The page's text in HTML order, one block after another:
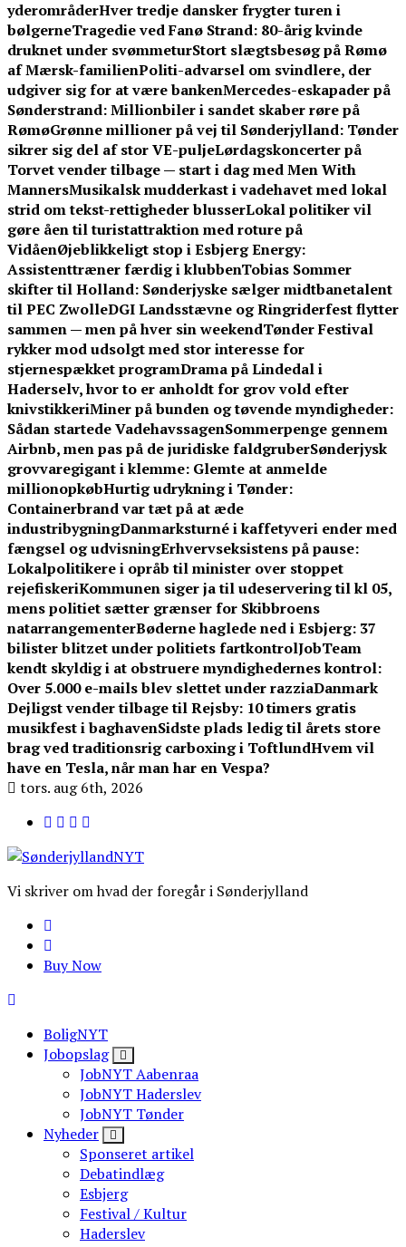
yderområderHver tredje dansker frygter turen i
bølgerneTragedie ved Fanø Strand: 80-årig kvinde
druknet under svømmeturStort slægtsbesøg på Rømø
af Mærsk-familienPoliti-advarsel om svindlere, der
udgiver sig for at være bankenMercedes-eskapader på
Sønderstrand: Millionbiler i sandet skaber røre på
RømøGrønne millioner på vej til Sønderjylland: Tønder
sikrer sig del af stor VE-puljeLørdagskoncerter på
Torvet vender tilbage — start i dag med Men With
MannersMusikalsk mudderkast i vadehavet med lokal
strid om tekst-rettigheder blusserLokal politiker vil
gøre åen til turistattraktion med roture på
VidåenØjeblikkeligt stop i Esbjerg Energy:
Assistenttræner færdig i klubbenTobias Sommer
skifter til Holland: Sønderjyske sælger midtbanetalent
til PEC ZwolleDGI Landsstævne og Ringriderfest flytter
sammen — men på hver sin weekendTønder Festival
rykker mod udsolgt med stor interesse for
stjernespækket programDrama på Lindedal i
Haderselv, hvor to er anholdt for grov vold efter
knivstikkeriMiner på bunden og tøvende myndigheder:
Sådan startede VadehavssagenSommerpenge gennem
Airbnb, men pas på de juridiske faldgruberSønderjysk
grovvaregigant i klemme: Glemte at anmelde
millionopkøbHurtig udrykning i Tønder:
Containerbrand var tæt på at æde
industribygningDanmarksturné i kaffetyveri ender med
fængsel og udvisningErhvervseksistens på pause:
Lokalpolitikere i opråb til minister over stoppet
rejefiskeriKommunen siger ja til udeservering til kl 05,
mens politiet sætter grænser for Skibbroens
natarrangementerBøderne haglede ned i Esbjerg: 37
bilister blitzet under politiets fartkontrolJobTeam
kendt skyldig i at obstruere myndighedernes kontrol:
Over 5.000 e-mails blev slettet under razziaDanmark
Dejligst vender tilbage til Rejsby: 10 timers gratis
musikfest i baghavenSidste plads ledig til årets store
brag ved traditionsrig carboxing i ToftlundHvem vil
have en Tesla, når man har en Vespa?
tors. aug 6th, 2026
Vi skriver om hvad der foregår i Sønderjylland
Buy Now
BoligNYT
Jobopslag
JobNYT Aabenraa
JobNYT Haderslev
JobNYT Tønder
Nyheder
Sponseret artikel
Debatindlæg
Esbjerg
Festival / Kultur
Haderslev